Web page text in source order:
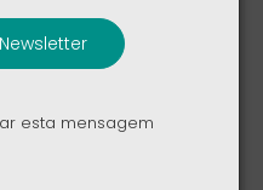
esta mensagem